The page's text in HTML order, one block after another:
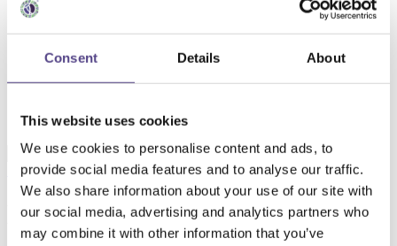
Consent Details About
This website uses cookies
We use cookies to personalise content and ads, to
provide social media features and to analyse our traffic.
We also share information about your use of our site with
our social media, advertising and analytics partners who
may combine it with other information that you’ve
Zuckerfreie Marmeladen
Blog
Startseite> Nahrungsergänzungsmittel>Krebs
Krebs